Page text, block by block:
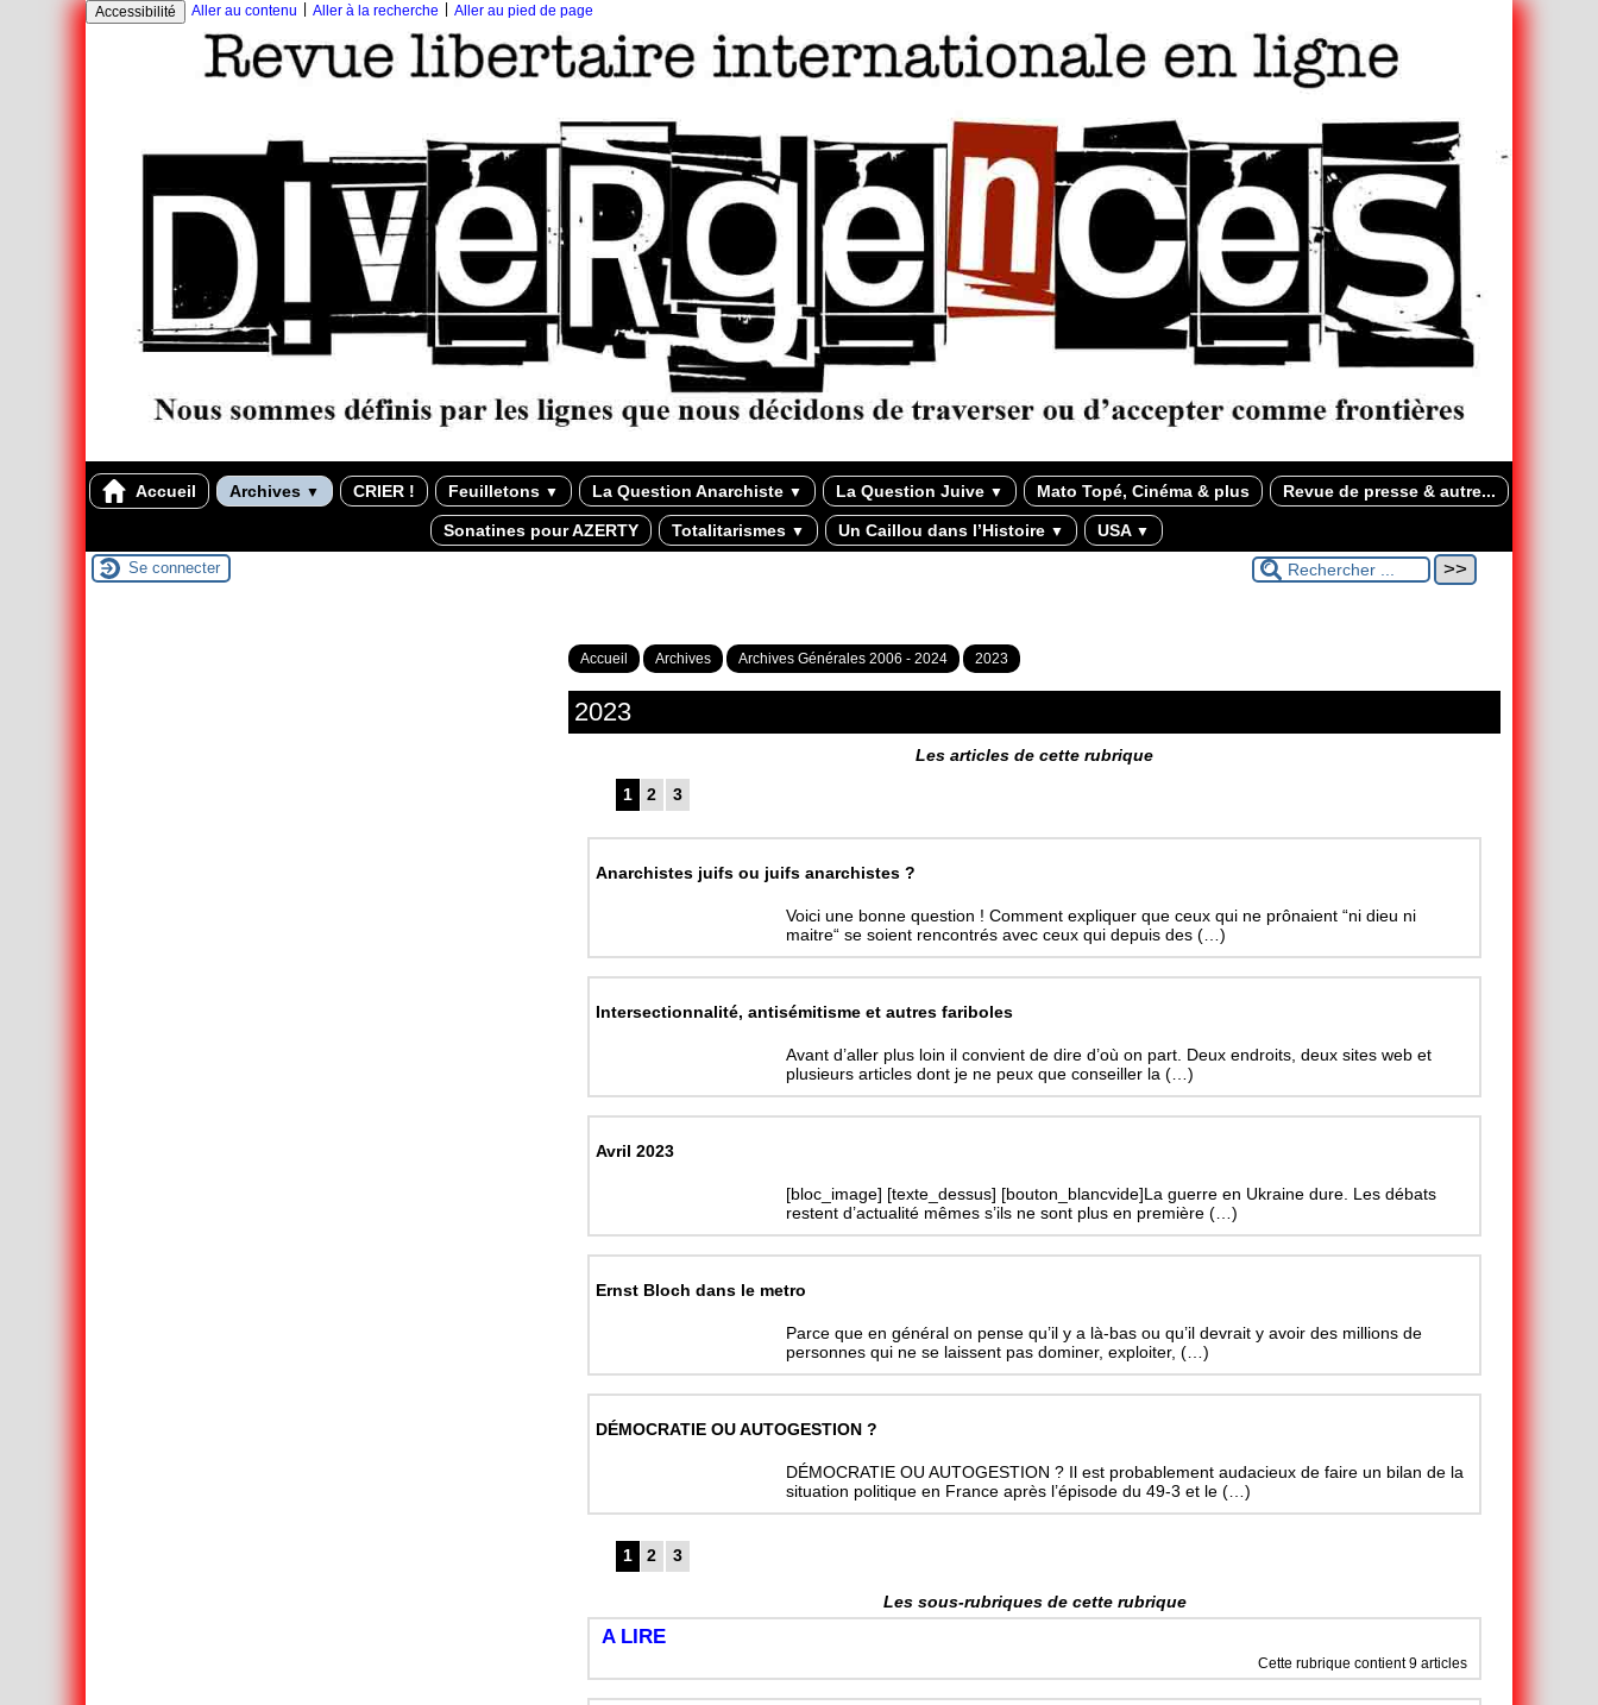
Accessibilité Aller au contenu Aller à la recherche Aller au pied de page
Accueil Archives ▼ CRIER ! Feuilletons ▼ La Question Anarchiste ▼ La Question Juive ▼ Mato Topé, Cinéma & plus Revue de presse & autre...
Sonatines pour AZERTY Totalitarismes ▼ Un Caillou dans l’Histoire ▼ USA ▼
Se connecter
Accueil Archives Archives Générales 2006 - 2024 2023
2023
Les articles de cette rubrique
1 2 3
Anarchistes juifs ou juifs anarchistes ?
Voici une bonne question ! Comment expliquer que ceux qui ne prônaient “ni dieu ni
maitre“ se soient rencontrés avec ceux qui depuis des (…)
Intersectionnalité, antisémitisme et autres fariboles
Avant d’aller plus loin il convient de dire d’où on part. Deux endroits, deux sites web et
plusieurs articles dont je ne peux que conseiller la (…)
Avril 2023
[bloc_image] [texte_dessus] [bouton_blancvide]La guerre en Ukraine dure. Les débats
restent d’actualité mêmes s’ils ne sont plus en première (…)
Ernst Bloch dans le metro
Parce que en général on pense qu’il y a là-bas ou qu’il devrait y avoir des millions de
personnes qui ne se laissent pas dominer, exploiter, (…)
DÉMOCRATIE OU AUTOGESTION ?
DÉMOCRATIE OU AUTOGESTION ? Il est probablement audacieux de faire un bilan de la
situation politique en France après l’épisode du 49-3 et le (…)
1 2 3
Les sous-rubriques de cette rubrique
A LIRE
Cette rubrique contient 9 articles